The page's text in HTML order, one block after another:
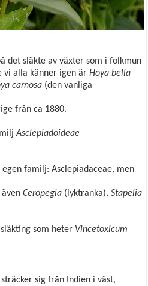
det släkte av växter som i folkmun
vi alla känner igen är Hoya bella
carnosa (den vanliga
från ca 1880.
Asclepiadoideae
familj: Asclepiadaceae, men
Ceropegia (lyktranka), Stapelia
släkting som heter Vincetoxicum
sig från Indien i väst,